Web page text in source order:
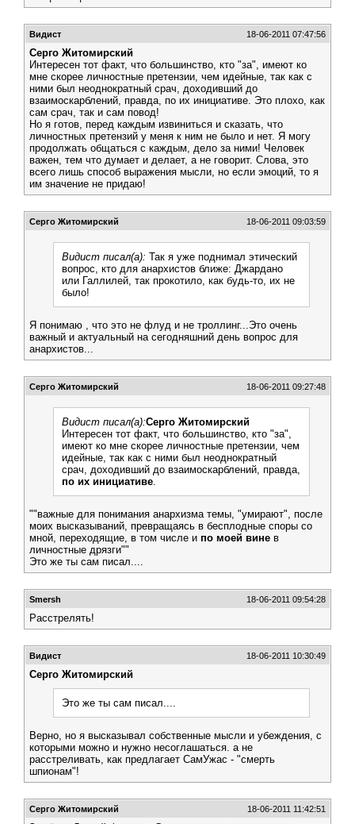
Видист 18-06-2011 07:47:56
Серго Житомирский
Интересен тот факт, что большинство, кто "за", имеют ко
мне скорее личностные претензии, чем идейные, так как с
ними был неоднократный срач, доходивший до
взаимоскарблений, правда, по их инициативе. Это плохо, как
сам срач, так и сам повод!
Но я готов, перед каждым извиниться и сказать, что
личностных претензий у меня к ним не было и нет. Я могу
продолжать общаться с каждым, дело за ними! Человек
важен, тем что думает и делает, а не говорит. Слова, это
всего лишь способ выражения мысли, но если эмоций, то я
им значение не придаю!
Серго Житомирский 18-06-2011 09:03:59
Видист писал(а): Так я уже поднимал этический
вопрос, кто для анархистов ближе: Джардано
или Галлилей, так прокотило, как будь-то, их не
было!
Я понимаю , что это не флуд и не троллинг...Это очень
важный и актуальный на сегодняшний день вопрос для
анархистов...
Серго Житомирский 18-06-2011 09:27:48
Видист писал(а):Серго Житомирский
Интересен тот факт, что большинство, кто "за",
имеют ко мне скорее личностные претензии, чем
идейные, так как с ними был неоднократный
срач, доходивший до взаимоскарблений, правда,
по их инициативе.
""важные для понимания анархизма темы, "умирают", после
моих высказываний, превращаясь в бесплодные споры со
мной, переходящие, в том числе и по моей вине в
личностные дрязги""
Это же ты сам писал....
Smersh 18-06-2011 09:54:28
Расстрелять!
Видист 18-06-2011 10:30:49
Серго Житомирский
Это же ты сам писал....
Верно, но я высказывал собственные мысли и убеждения, с
которыми можно и нужно несоглашаться. а не
расстреливать, как предлагает СамУжас - "смерть
шпионам"!
Серго Житомирский 18-06-2011 11:42:51